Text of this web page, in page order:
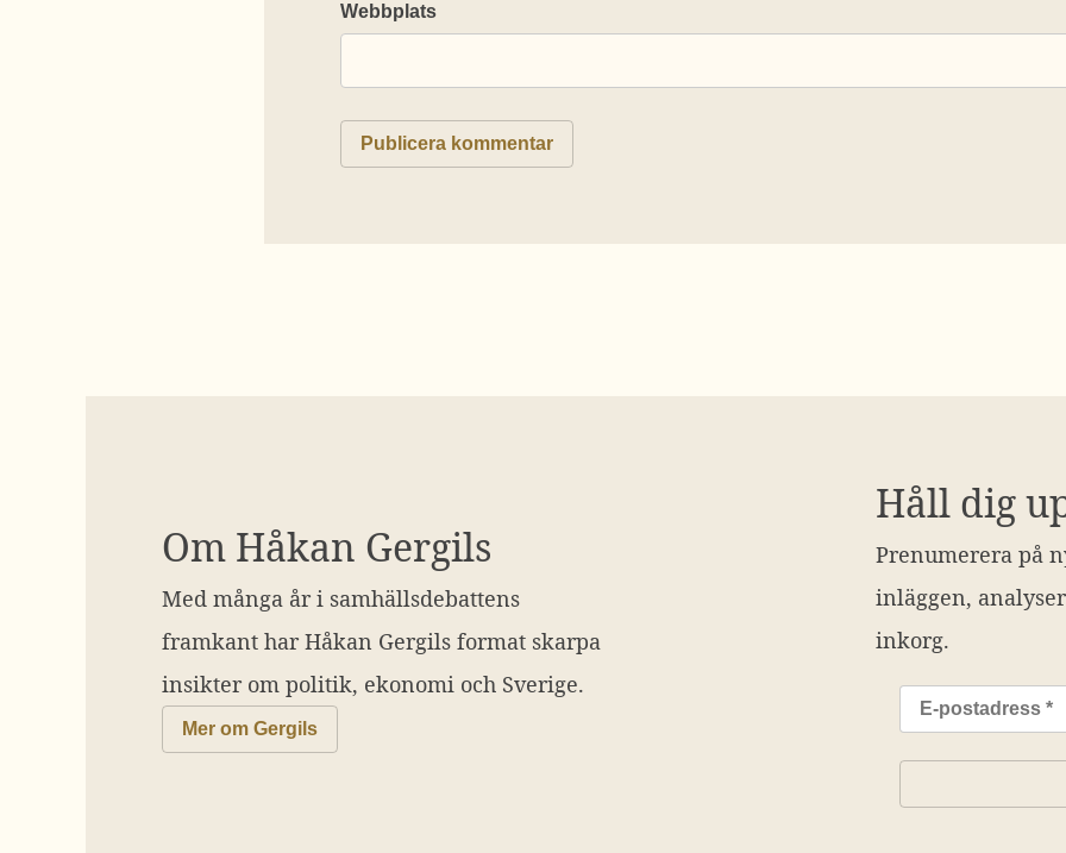
Webbplats
Om Håkan Gergils
Med många år i samhällsdebattens
framkant har Håkan Gergils format skarpa
insikter om politik, ekonomi och Sverige.
Mer om Gergils
Håll dig
Prenumerera på
inläggen,
inkorg.